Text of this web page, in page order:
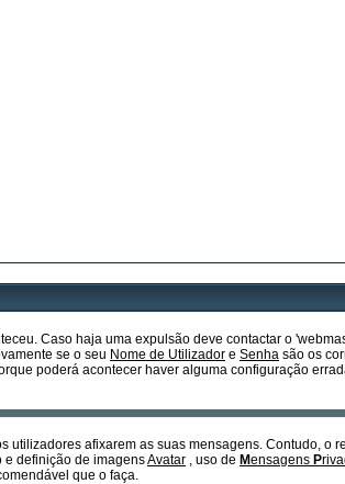
Caso haja uma expulsão deve contactar o
se o seu Nome de Utilizador e Senha são os
poderá acontecer haver alguma configuração
afixarem as suas mensagens. Contudo, o
e definição de imagensAvatar , uso de Mensagens P
que o faça.